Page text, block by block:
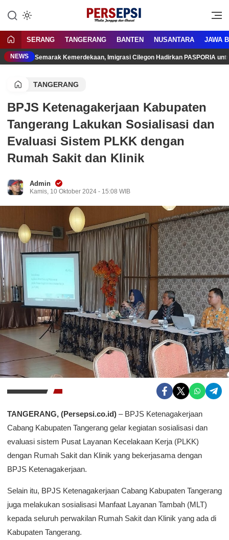
konten
Persepsi.co.id
Media Tanggap Dan Akurat
SERANG TANGERANG BANTEN NUSANTARA JAWA
NEWS Semarak Kemerdekaan, Imigrasi Cilegon Hadirkan PASPORIA
TANGERANG
BPJS Ketenagakerjaan Kabupaten
Tangerang Lakukan Sosialisasi dan
Evaluasi Sistem PLKK dengan
Rumah Sakit dan Klinik
Admin
Kamis, 10 Oktober 2024 - 15:08 WIB
TANGERANG, (Persepsi.co.id) – BPJS Ketenagakerjaan
Cabang Kabupaten Tangerang gelar kegiatan sosialisasi dan
evaluasi sistem Pusat Layanan Kecelakaan Kerja (PLKK)
dengan Rumah Sakit dan Klinik yang bekerjasama dengan
BPJS Ketenagakerjaan.
Selain itu, BPJS Ketenagakerjaan Cabang Kabupaten Tangerang
juga melakukan sosialisasi Manfaat Layanan Tambah (MLT)
kepada seluruh perwakilan Rumah Sakit dan Klinik yang ada di
Kabupaten Tangerang.